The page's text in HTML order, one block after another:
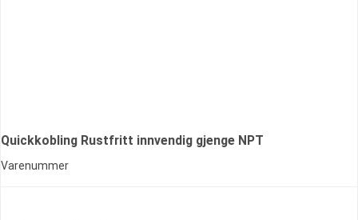
Quickkobling Rustfritt innvendig gjenge NPT
Varenummer